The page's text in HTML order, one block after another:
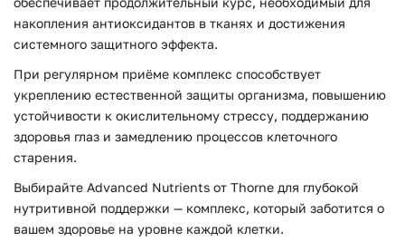
накопления антиоксидантов в тканях и достижения
системного защитного эффекта.
При регулярном приёме комплекс способствует
укреплению естественной защиты организма, повышению
устойчивости к окислительному стрессу, поддержанию
здоровья глаз и замедлению процессов клеточного
старения.
Выбирайте Advanced Nutrients от Thorne для глубокой
нутритивной поддержки — комплекс, который заботится о
вашем здоровье на уровне каждой клетки.